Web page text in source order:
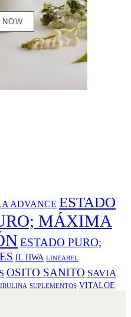
ADVANCE ESTADO
MÁXIMA
ESTADO PURO;
IL HWA LINEABEL
OSITO SANITO SAVIA
SUPLEMENTOS VITALOE